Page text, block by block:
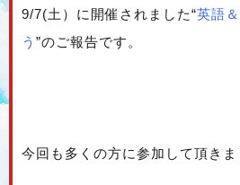
9/7(土）に開催されました“英語
う ”のご報告です。
今回も多くの方に参加して頂きま